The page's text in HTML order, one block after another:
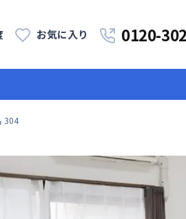
お気に入り 0120-
304